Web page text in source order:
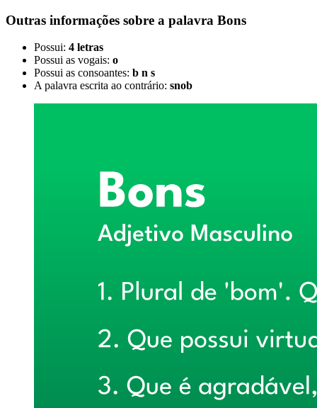
Outras informações sobre a palavra Bons
Possui: 4 letras
Possui as vogais: o
Possui as consoantes: b n s
A palavra escrita ao contrário: snob